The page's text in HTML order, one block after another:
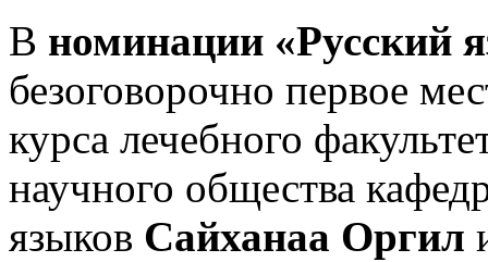
В номинации «Русский
безоговорочно первое
курса лечебного
научного общества
языков Сайханаа Оргил